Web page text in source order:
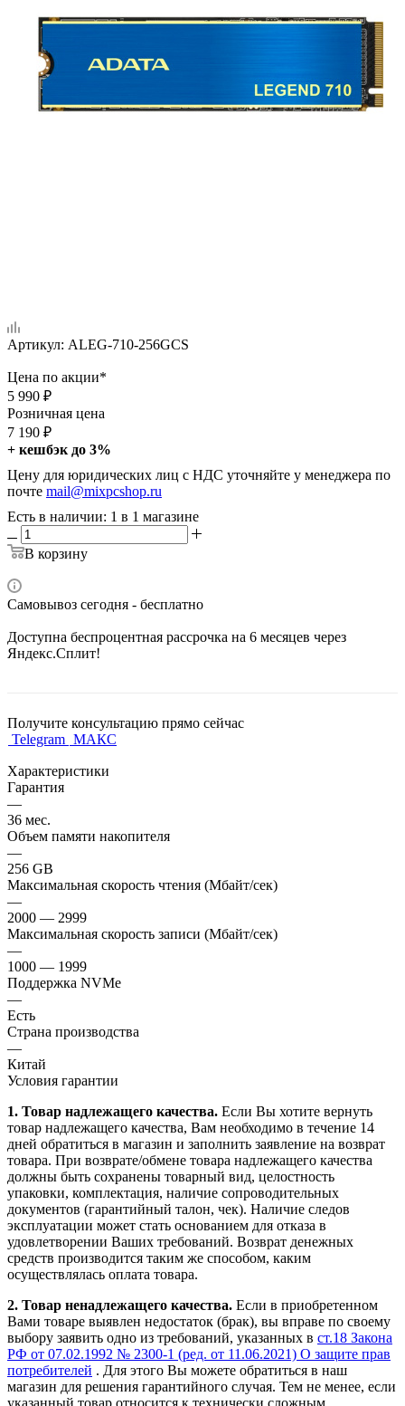
Артикул: ALEG-710-256GCS
Цена по акции*
5 990 ₽
Розничная цена
7 190 ₽
+ кешбэк до 3%
Цену для юридических лиц с НДС уточняйте у менеджера по
почте mail@mixpcshop.ru
Есть в наличии: 1 в 1 магазине
В корзину
Самовывоз сегодня - бесплатно
Доступна беспроцентная рассрочка на 6 месяцев через
Яндекс.Сплит!
Получите консультацию прямо сейчас
Telegram МАКС
Характеристики
Гарантия
—
36 мес.
Объем памяти накопителя
—
256 GB
Максимальная скорость чтения (Мбайт/сек)
—
2000 — 2999
Максимальная скорость записи (Мбайт/сек)
—
1000 — 1999
Поддержка NVMe
—
Есть
Страна производства
—
Китай
Условия гарантии
1. Товар надлежащего качества. Если Вы хотите вернуть
товар надлежащего качества, Вам необходимо в течение 14
дней обратиться в магазин и заполнить заявление на возврат
товара. При возврате/обмене товара надлежащего качества
должны быть сохранены товарный вид, целостность
упаковки, комплектация, наличие сопроводительных
документов (гарантийный талон, чек). Наличие следов
эксплуатации может стать основанием для отказа в
удовлетворении Ваших требований. Возврат денежных
средств производится таким же способом, каким
осуществлялась оплата товара.
2. Товар ненадлежащего качества. Если в приобретенном
Вами товаре выявлен недостаток (брак), вы вправе по своему
выбору заявить одно из требований, указанных в ст.18 Закона
РФ от 07.02.1992 № 2300-1 (ред. от 11.06.2021) О защите прав
потребителей . Для этого Вы можете обратиться в наш
магазин для решения гарантийного случая. Тем не менее, если
указанный товар относится к технически сложным,